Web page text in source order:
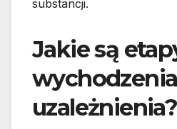
substancji.
Jakie są
uzależnienia?